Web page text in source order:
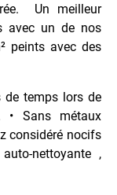
Un meilleur
avec un de nos
peints avec des
de temps lors de
• Sans métaux
considéré nocifs
nettoyante ,